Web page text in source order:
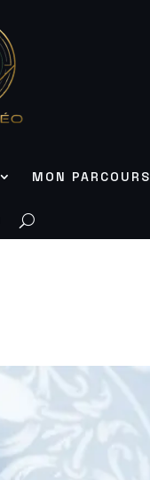
MON PARCOURS